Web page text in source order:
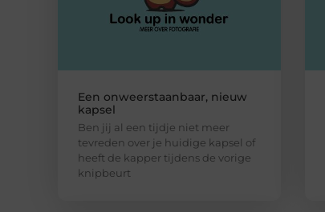
Een onweerstaanbaar, nieuw
kapsel
Ben jij al een tijdje niet meer
tevreden over je huidige kapsel of
heeft de kapper tijdens de vorige
knipbeurt